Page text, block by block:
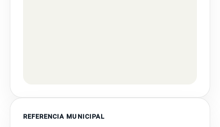
REFERENCIA MUNICIPAL